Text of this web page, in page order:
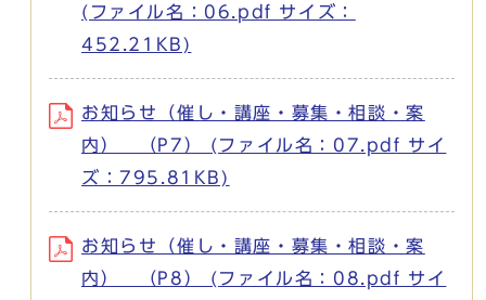
(ファイル名：06.pdf サイズ：
452.21KB)
お知らせ（催し・講座・募集・相談・案
内） （P7） (ファイル名：07.pdf サイ
ズ：795.81KB)
お知らせ（催し・講座・募集・相談・案
内） （P8） (ファイル名：08.pdf サイ